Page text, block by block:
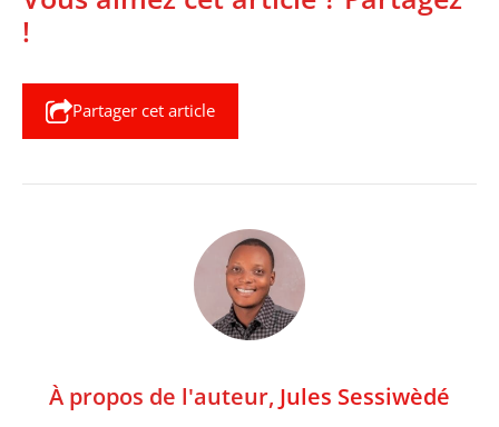
!
Partager cet article
À propos de l'auteur, Jules Sessiwèdé